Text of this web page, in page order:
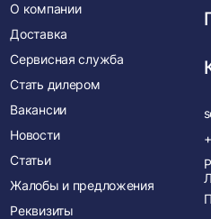
О компании
Доставка
Сервисная служба
Стать дилером
Вакансии
Новости
Статьи
Жалобы и предложения
Реквизиты